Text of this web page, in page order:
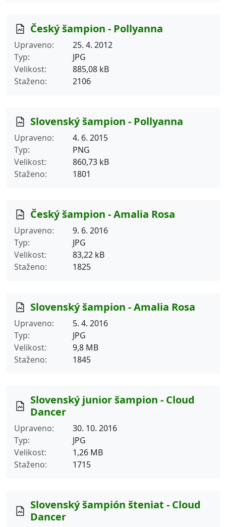
Český šampion - Pollyanna
Upraveno
25. 4. 2012
Typ
JPG
Velikost
885,08 kB
Staženo
2106
Slovenský šampion - Pollyanna
Upraveno
4. 6. 2015
Typ
PNG
Velikost
860,73 kB
Staženo
1801
Český šampion - Amalia Rosa
Upraveno
9. 6. 2016
Typ
JPG
Velikost
83,22 kB
Staženo
1825
Slovenský šampion - Amalia Rosa
Upraveno
5. 4. 2016
Typ
JPG
Velikost
9,8 MB
Staženo
1845
Slovenský junior šampion - Cloud
Dancer
Upraveno
30. 10. 2016
Typ
JPG
Velikost
1,26 MB
Staženo
1715
Slovenský šampión šteniat - Cloud
Dancer